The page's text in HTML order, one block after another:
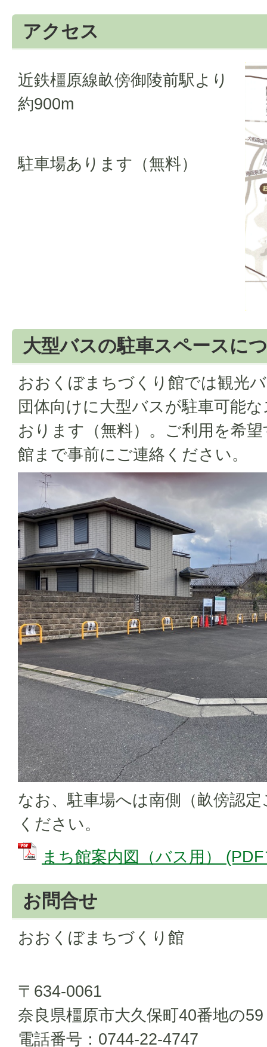
アクセス
近鉄橿原線畝傍御陵前駅より
約900m
駐車場あります（無料）
大型バスの駐車スペースに
おおくぼまちづくり館では観光
団体向けに大型バスが駐車可能
おります（無料）。ご利用を希
館まで事前にご連絡ください。
なお、駐車場へは南側（畝傍認
ください。
まち館案内図（バス用）
お問合せ
おおくぼまちづくり館
〒634-0061
奈良県橿原市大久保町40番地の59
電話番号：0744-22-4747